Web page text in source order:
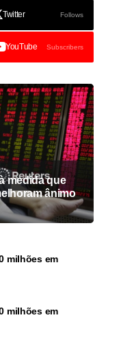
Twitter Follows
YouTube Subscribers
medida que
ânimo
milhões em
milhões em